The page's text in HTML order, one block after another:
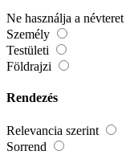
Ne használja a névteret
Személy
Testületi
Földrajzi
Rendezés
Relevancia szerint
Sorrend